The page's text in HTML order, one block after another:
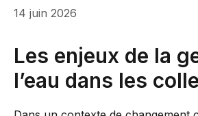
14 juin 2026
Les enjeux de la
l’eau dans les